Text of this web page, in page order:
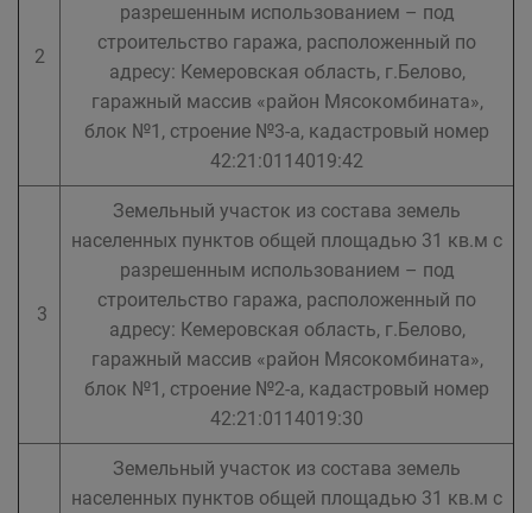
2
разрешенным использованием – под
строительство гаража, расположенный по
адресу: Кемеровская область, г.Белово,
гаражный массив «район Мясокомбината»,
блок №1, строение №3-а, кадастровый номер
42:21:0114019:42
3
Земельный участок из состава земель
населенных пунктов общей площадью 31 кв.м с
разрешенным использованием – под
строительство гаража, расположенный по
адресу: Кемеровская область, г.Белово,
гаражный массив «район Мясокомбината»,
блок №1, строение №2-а, кадастровый номер
42:21:0114019:30
Земельный участок из состава земель
населенных пунктов общей площадью 31 кв.м с